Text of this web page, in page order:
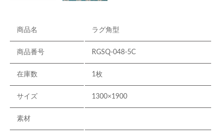
商品名 ラグ角型
商品番号 RGSQ-048-5C
在庫数 1枚
サイズ 1300×1900
素材